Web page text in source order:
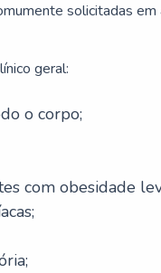
solicitadas em
geral:
o corpo;
com obesidade